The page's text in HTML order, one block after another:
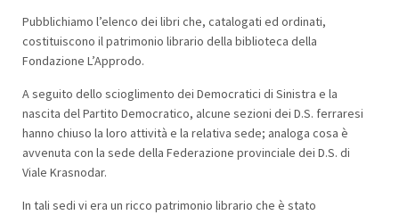
Pubblichiamo l’elenco dei libri che, catalogati ed ordinati,
costituiscono il patrimonio librario della biblioteca della
Fondazione L’Approdo.
A seguito dello scioglimento dei Democratici di Sinistra e la
nascita del Partito Democratico, alcune sezioni dei D.S. ferraresi
hanno chiuso la loro attività e la relativa sede; analoga cosa è
avvenuta con la sede della Federazione provinciale dei D.S. di
Viale Krasnodar.
In tali sedi vi era un ricco patrimonio librario che è stato